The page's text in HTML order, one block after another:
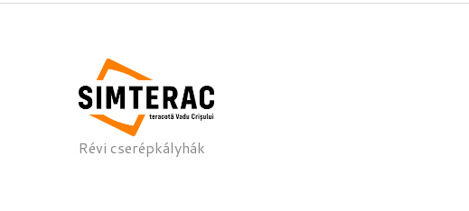
Révi cserépkályhák